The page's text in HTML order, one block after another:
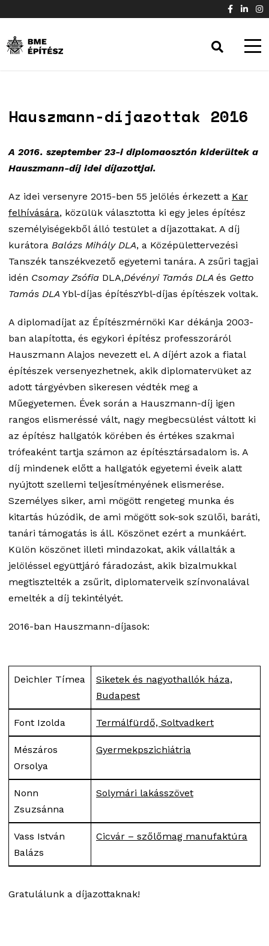
Hauszmann-díjazottak 2016
A 2016. szeptember 23-i diplomaosztón kiderültek a
Hauszmann-díj idei díjazottjai.
Az idei versenyre 2015-ben 55 jelölés érkezett a Kar
felhívására, közülük választotta ki egy jeles építész
személyiségekből álló testület a díjazottakat. A díj
kurátora Balázs Mihály DLA, a Középülettervezési
Tanszék tanszékvezető egyetemi tanára. A zsűri tagjai
idén Csomay Zsófia DLA,Dévényi Tamás DLA és Getto
Tamás DLA Ybl-díjas építészYbl-díjas építészek voltak.
A diplomadíjat az Építészmérnöki Kar dékánja 2003-
ban alapította, és egykori építész professzoráról
Hauszmann Alajos nevezett el. A díjért azok a fiatal
építészek versenyezhetnek, akik diplomatervüket az
adott tárgyévben sikeresen védték meg a
Műegyetemen. Évek során a Hauszmann-díj igen
rangos elismeréssé vált, nagy megbecsülést váltott ki
az építész hallgatók körében és értékes szakmai
trófeaként tartja számon az építésztársadalom is. A
díj mindenek előtt a hallgatók egyetemi éveik alatt
nyújtott szellemi teljesítményének elismerése.
Személyes siker, ami mögött rengeteg munka és
kitartás húzódik, de ami mögött sok-sok szülői, baráti,
tanári támogatás is áll. Köszönet ezért a munkáért.
Külön köszönet illeti mindazokat, akik vállalták a
jelöléssel együttjáró fáradozást, akik bizalmukkal
megtisztelték a zsűrit, diplomaterveik színvonalával
emelték a díj tekintélyét.
2016-ban Hauszmann-díjasok:
Deichler Tímea
Siketek és nagyothallók háza,
Budapest
Font Izolda Termálfürdő, Soltvadkert
Mészáros
Orsolya
Gyermekpszichiátria
Nonn
Zsuzsánna
Solymári lakásszövet
Vass István
Balázs
Cicvár – szőlőmag manufaktúra
Gratulálunk a díjazottaknak!